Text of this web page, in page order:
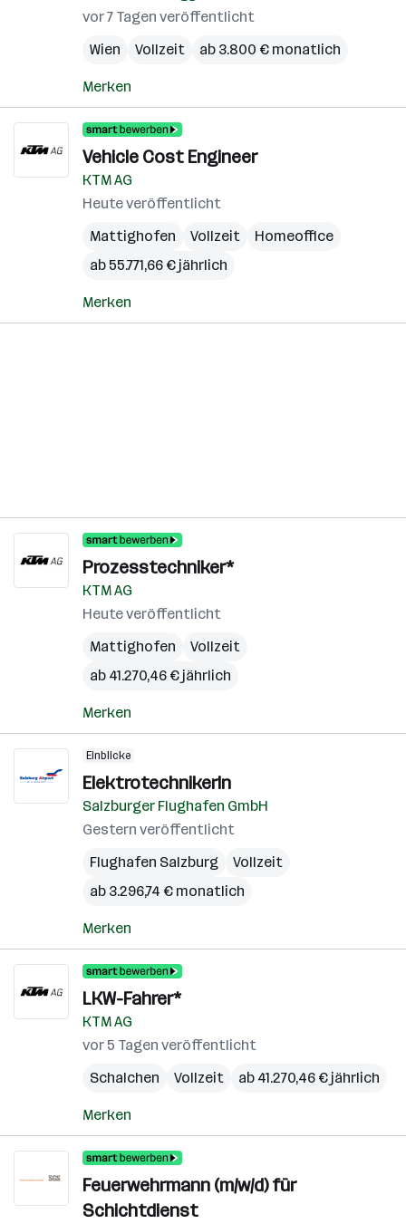
vor 7 Tagen veröffentlicht
Wien
Vollzeit ab 3.800 € monatlich
Merken
Vehicle Cost Engineer
KTM AG
Heute veröffentlicht
Mattighofen
Vollzeit
Homeoffice
ab 55.771,66 € jährlich
Merken
Prozesstechniker*
KTM AG
Heute veröffentlicht
Mattighofen
Vollzeit
ab 41.270,46 € jährlich
Merken
Einblicke
ElektrotechnikerIn
Salzburger Flughafen GmbH
Gestern veröffentlicht
Flughafen Salzburg
Vollzeit
ab 3.296,74 € monatlich
Merken
LKW-Fahrer*
KTM AG
vor 5 Tagen veröffentlicht
Schalchen
Vollzeit ab 41.270,46 € jährlich
Merken
Feuerwehrmann (m/w/d) für
Schichtdienst